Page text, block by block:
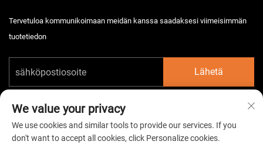
Tervetuloa kommunikoimaan meidän kanssa saadaksesi viimeisimmän
tuotetiedon
Lähetä
We value your privacy
We use cookies and similar tools to provide our services. If you
don't want to accept all cookies, click Personalize cookies.